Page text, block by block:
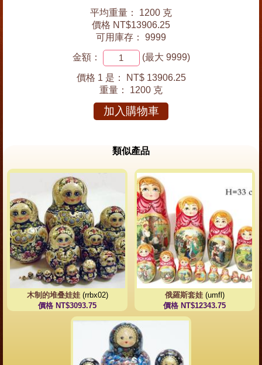
平均重量： 1200 克
價格 NT$13906.25
可用庫存： 9999
金額： (最大 9999)
價格 1 是：
NT$ 13906.25
重量： 1200 克
加入購物車
類似產品
木制的堆叠娃娃(rrbx02)
價格 NT$3093.75
俄羅斯套娃(umfl)
價格 NT$12343.75